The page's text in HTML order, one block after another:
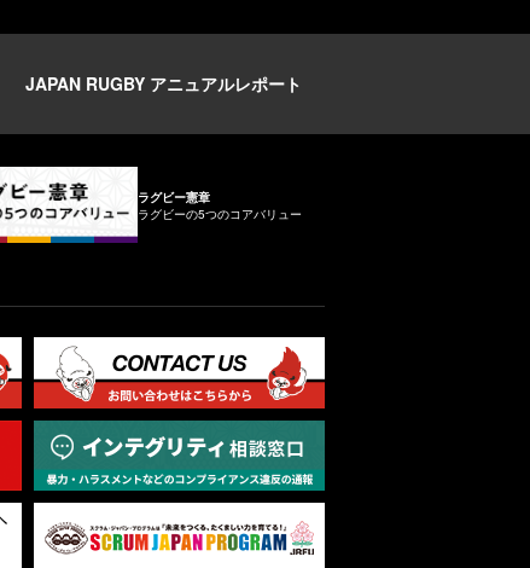
JAPAN RUGBY アニュアルレポート
ラグビー憲章
ラグビーの5つのコアバリュー